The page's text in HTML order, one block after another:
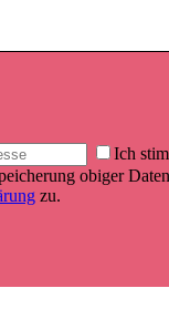
Ich
obiger
zu.